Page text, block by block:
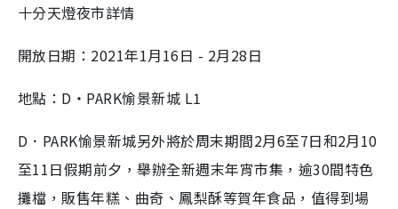
十分天燈夜市詳情
開放日期：2021年1月16日 - 2月28日
地點：D‧PARK愉景新城 L1
D．PARK愉景新城另外將於周末期間2月6至7日和2月10
至11日假期前夕，舉辦全新週末年宵市集，逾30間特色
攤檔，販售年糕、曲奇、鳳梨酥等賀年食品，值得到場